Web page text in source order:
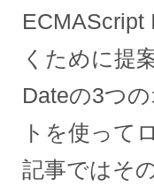
ECMAScript
くために提
Dateの3つ
トを使って
記事ではそ